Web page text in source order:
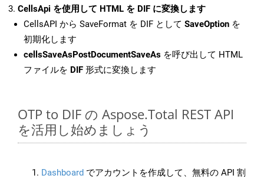
CellsApi を使用して HTML を DIF に変換します
CellsAPI から SaveFormat を DIF として SaveOption を
初期化します
cellsSaveAsPostDocumentSaveAs を呼び出して HTML
ファイルを DIF 形式に変換します
OTP to DIF の Aspose.Total REST API
を活用し始めましょう
Dashboard でアカウントを作成して、無料の API 割